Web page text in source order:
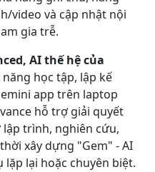
video và cập nhật nội
gia trễ.
AI thế hệ của
học tập, lập kế
app trên laptop
hỗ trợ giải quyết
trình, nghiên cứu,
xây dựng "Gem" - AI
lặp lại hoặc chuyên biệt.